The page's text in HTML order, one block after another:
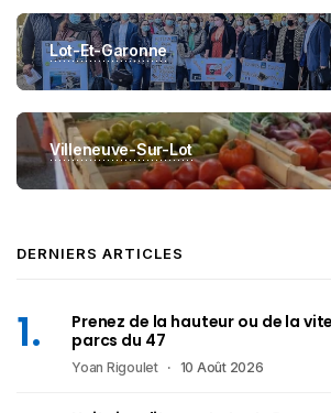
Lot-Et-Garonne
Villeneuve-Sur-Lot
DERNIERS ARTICLES
Prenez de la hauteur ou de la
parcs du 47
Yoan Rigoulet 10 Août 2026